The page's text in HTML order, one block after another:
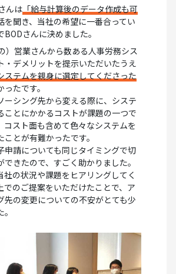
んは「給与計算後のデータ作成も可
を聞き、当社の希望に一番合ってい
さんに決めました。
）営業さんから数ある人事労務シス
・デメリットを提示いただいたうえ
ステムを親身に選定してくださった
たです。
ーシング先から変える際に、システ
ことにかかるコストが課題の一つで
コスト面も含めて色々なシステムを
とが有難かったです。
申請についても同じタイミングで切
できたので、すごく助かりました。
社の状況や課題をヒアリングしてく
でのご提案をいただけたことで、ア
先の変更についての不安がとても少